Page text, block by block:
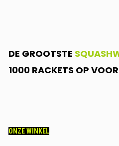
DE GROOTSTE
1000 RACKETS OP
ONZE WINKEL